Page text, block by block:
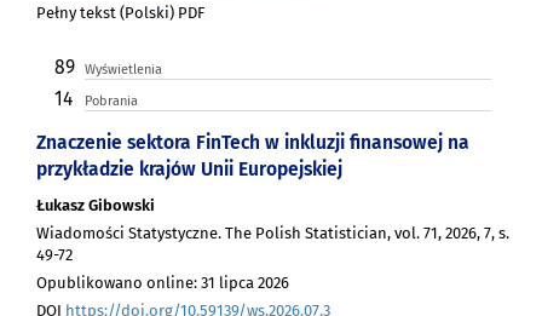
Pełny tekst (Polski) PDF
89 Wyświetlenia
14 Pobrania
Znaczenie sektora FinTech w inkluzji finansowej na
przykładzie krajów Unii Europejskiej
Łukasz Gibowski
Wiadomości Statystyczne. The Polish Statistician, vol. 71, 2026, 7, s.
49-72
Opublikowano online: 31 lipca 2026
DOI https://doi.org/10.59139/ws.2026.07.3